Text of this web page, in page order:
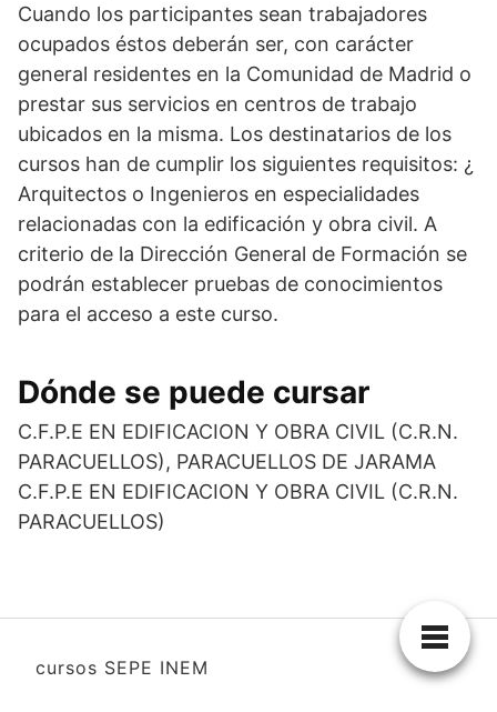
Cuando los participantes sean trabajadores
ocupados éstos deberán ser, con carácter
general residentes en la Comunidad de Madrid o
prestar sus servicios en centros de trabajo
ubicados en la misma. Los destinatarios de los
cursos han de cumplir los siguientes requisitos: ¿
Arquitectos o Ingenieros en especialidades
relacionadas con la edificación y obra civil. A
criterio de la Dirección General de Formación se
podrán establecer pruebas de conocimientos
para el acceso a este curso.
Dónde se puede cursar
C.F.P.E EN EDIFICACION Y OBRA CIVIL (C.R.N.
PARACUELLOS), PARACUELLOS DE JARAMA
C.F.P.E EN EDIFICACION Y OBRA CIVIL (C.R.N.
PARACUELLOS)
cursos SEPE INEM